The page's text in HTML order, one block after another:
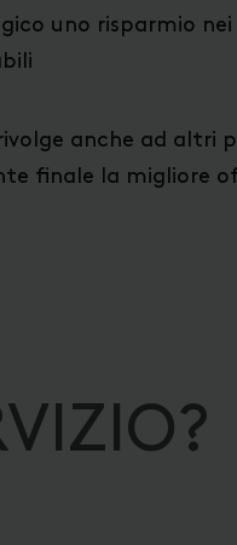
uno risparmio nei
anche ad altri
finale la migliore